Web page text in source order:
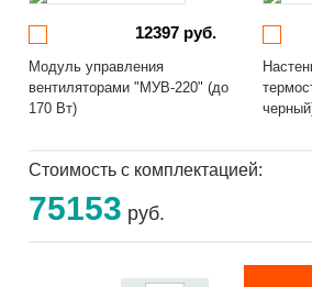
12397 руб.
Модуль управления
вентиляторами "МУВ-220" (до
170 Вт)
Стоимость с комплектацией:
75153 руб.